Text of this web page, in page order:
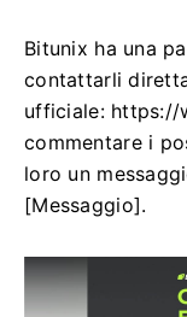
Bitunix ha una
contattarli
ufficiale: https://
commentare i
loro un
[Messaggio].